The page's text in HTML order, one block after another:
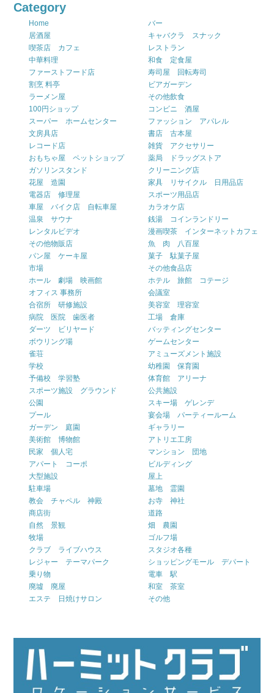
Category
Home
バー
居酒屋
キャバクラ スナック
喫茶店 カフェ
レストラン
中華料理
和食 定食屋
ファーストフード店
寿司屋 回転寿司
割烹 料亭
ビアガーデン
ラーメン屋
その他飲食
100円ショップ
コンビニ 酒屋
スーパー ホームセンター
ファッション アパレル
文房具店
書店 古本屋
レコード店
雑貨 アクセサリー
おもちゃ屋 ペットショップ
薬局 ドラッグストア
ガソリンスタンド
クリーニング店
花屋 造園
家具 リサイクル 日用品店
電器店 修理屋
スポーツ用品店
車屋 バイク店 自転車屋
カラオケ店
温泉 サウナ
銭湯 コインランドリー
レンタルビデオ
漫画喫茶 インターネットカフェ
その他物販店
魚 肉 八百屋
パン屋 ケーキ屋
菓子 駄菓子屋
市場
その他食品店
ホール 劇場 映画館
ホテル 旅館 コテージ
オフィス 事務所
会議室
合宿所 研修施設
美容室 理容室
病院 医院 歯医者
工場 倉庫
ダーツ ビリヤード
バッティングセンター
ボウリング場
ゲームセンター
雀荘
アミューズメント施設
学校
幼稚園 保育園
予備校 学習塾
体育館 アリーナ
スポーツ施設 グラウンド
公共施設
公園
スキー場 ゲレンデ
プール
宴会場 パーティールーム
ガーデン 庭園
ギャラリー
美術館 博物館
アトリエ工房
民家 個人宅
マンション 団地
アパート コーポ
ビルディング
大型施設
屋上
駐車場
墓地 霊園
教会 チャペル 神殿
お寺 神社
商店街
道路
自然 景観
畑 農園
牧場
ゴルフ場
クラブ ライブハウス
スタジオ各種
レジャー テーマパーク
ショッピングモール デパート
乗り物
電車 駅
廃墟 廃屋
和室 茶室
エステ 日焼けサロン
その他